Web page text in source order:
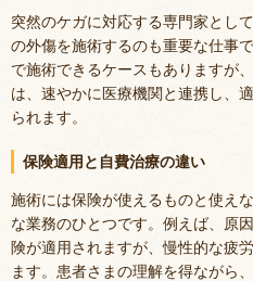
突然のケガに対応する専門家とし
の外傷を施術するのも重要な仕事
で施術できるケースもありますが
は、速やかに医療機関と連携し、
られます。
保険適用と自費治療の違い
施術には保険が使えるものと使え
な業務のひとつです。例えば、原
険が適用されますが、慢性的な疲
ます。患者さまの理解を得ながら